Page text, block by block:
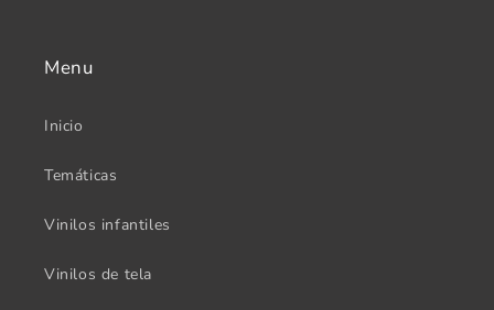
Menu
Inicio
Temáticas
Vinilos infantiles
Vinilos de tela